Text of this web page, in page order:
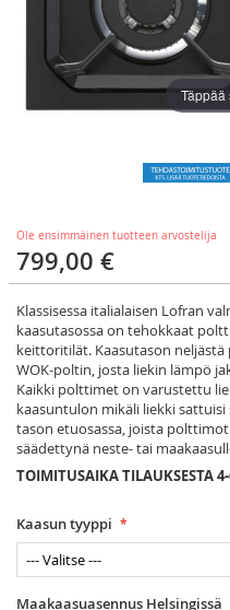
Ole ensimmäinen tuotteen arvostelija
799,00 €
Klassisessa italialaisen Lofran
kaasutasossa on tehokkaat
keittoritilät. Kaasutason
WOK-poltin, josta liekin lämpö
Kaikki polttimet on varustettu
kaasuntulon mikäli liekki
tason etuosassa, joista
säädettynä neste- tai
TOIMITUSAIKA TILAUKSESTA
Kaasun tyyppi
Maakaasuasennus Helsingissä
Täppää